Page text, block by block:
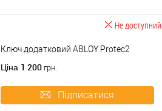
Не доступний
Ключ додатковий ABLOY Protec2
Ціна 1 200 грн.
Підписатися